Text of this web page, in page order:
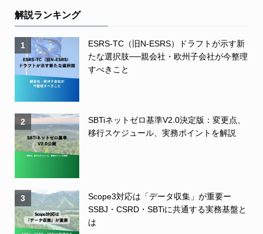
解説ランキング
1
ESRS-TC（旧N-ESRS）ドラフトが示す新
たな選択肢──親会社・欧州子会社が今整理
すべきこと
2
SBTiネットゼロ基準V2.0決定版：変更点、
移行スケジュール、実務ポイントを解説
3
Scope3対応は「データ収集」が重要ー
SSBJ・CSRD・SBTiに共通する実務基盤と
は